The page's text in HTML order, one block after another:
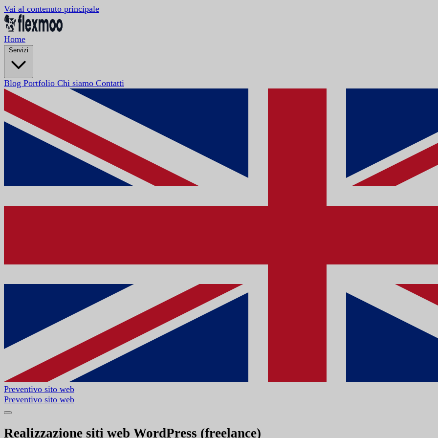
Vai al contenuto principale
Home
Servizi
Blog Portfolio Chi siamo Contatti
Preventivo sito web
Preventivo sito web
Realizzazione siti web WordPress (freelance)